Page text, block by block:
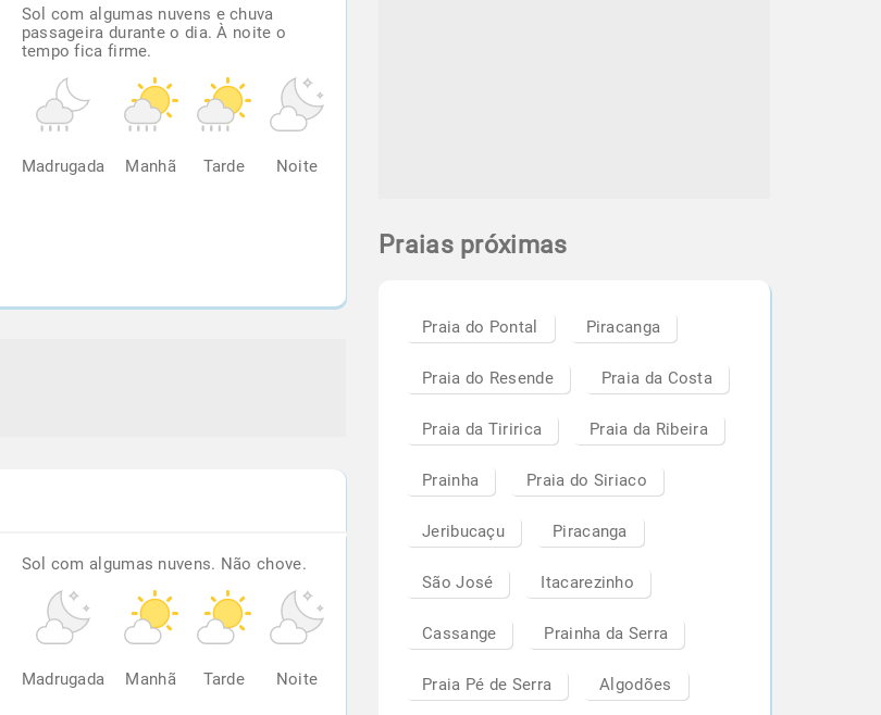
Sol com algumas nuvens e chuva
passageira durante o dia. À noite o
tempo fica firme.
Madrugada Manhã Tarde Noite
Sol com algumas nuvens. Não chove.
Madrugada Manhã Tarde Noite
Praias próximas
Praia do Pontal Piracanga
Praia do Resende Praia da Costa
Praia da Tiririca Praia da Ribeira
Prainha Praia do Siriaco
Jeribucaçu Piracanga
São José Itacarezinho
Cassange Prainha da Serra
Praia Pé de Serra Algodões